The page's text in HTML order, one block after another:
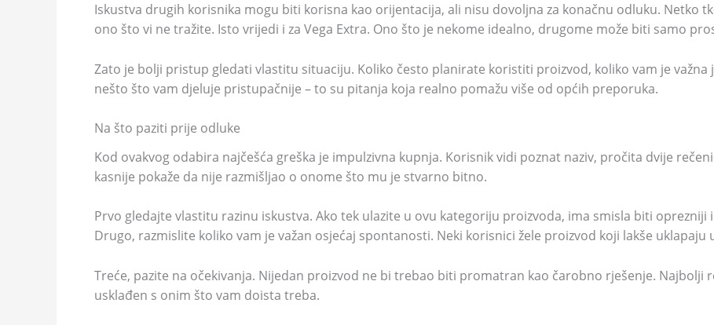
Iskustva drugih korisnika mogu biti korisna kao orijentacija, ali nisu dovoljna za konačnu odluku. Netko
ono što vi ne tražite. Isto vrijedi i za Vega Extra. Ono što je nekome idealno, drugome može biti samo
Zato je bolji pristup gledati vlastitu situaciju. Koliko često planirate koristiti proizvod, koliko vam je
nešto što vam djeluje pristupačnije – to su pitanja koja realno pomažu više od općih preporuka.
Na što paziti prije odluke
Kod ovakvog odabira najčešća greška je impulzivna kupnja. Korisnik vidi poznat naziv, pročita dvije
kasnije pokaže da nije razmišljao o onome što mu je stvarno bitno.
Prvo gledajte vlastitu razinu iskustva. Ako tek ulazite u ovu kategoriju proizvoda, ima smisla biti
Drugo, razmislite koliko vam je važan osjećaj spontanosti. Neki korisnici žele proizvod koji lakše
Treće, pazite na očekivanja. Nijedan proizvod ne bi trebao biti promatran kao čarobno rješenje. Najbolji
usklađen s onim što vam doista treba.